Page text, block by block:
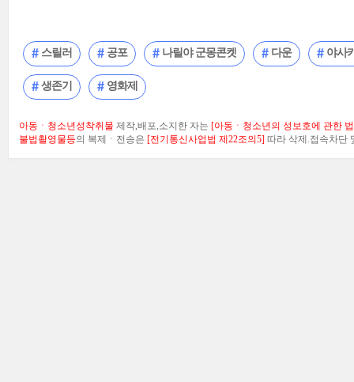
스릴러 공포 나릴야 군몽콘켓 다운 야사
생존기 영화제
아동ㆍ청소년성착취물 제작,배포,소지한 자는 [아동ㆍ청소년의 성보호에 관한
불법촬영물등의 복제ㆍ전송은 [전기통신사업법 제22조의5] 따라 삭제.접속차단